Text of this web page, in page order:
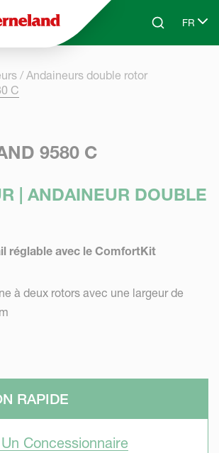
Skip to main contentSearchFR
Select
Andaineurs double rotor
C
9580 C
| ANDAINEUR DOUBLE
réglable avec le ComfortKit
à deux rotors avec une largeur de
RAPIDE
Concessionnaire
des cookies